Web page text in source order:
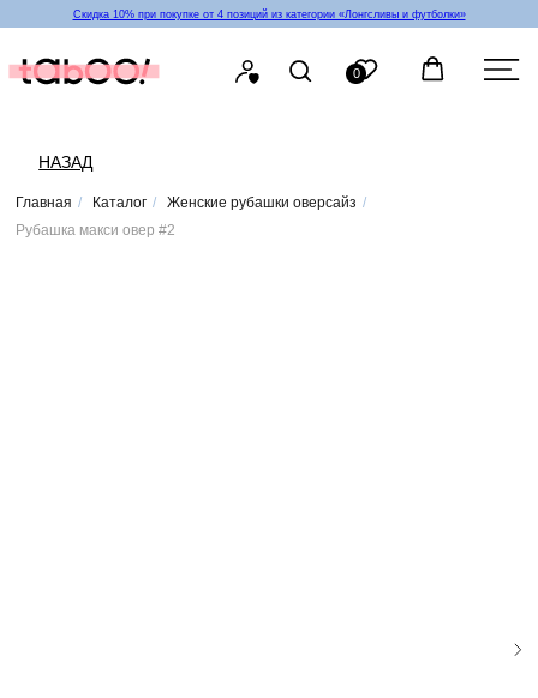
Скидка 10% при покупке от 4 позиций из категории «‎Лонгсливы и футболки»
Главная / Каталог / Женские рубашки оверсайз /
Рубашка макси овер #2